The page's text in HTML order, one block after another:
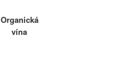
Organická
vína